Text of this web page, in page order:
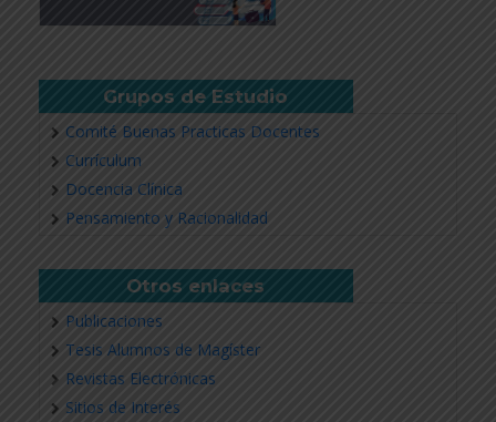
Grupos de Estudio
Comité Buenas Practicas Docentes
Currículum
Docencia Clínica
Pensamiento y Racionalidad
Otros enlaces
Publicaciones
Tesis Alumnos de Magíster
Revistas Electrónicas
Sitios de Interés